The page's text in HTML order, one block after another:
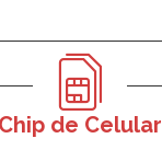
Chip de Celular